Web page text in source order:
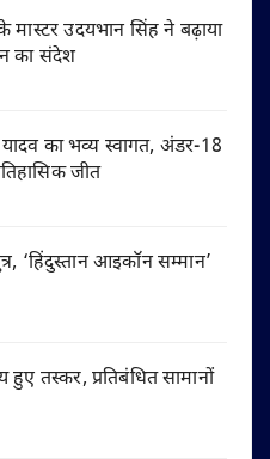
मास्टर उदयभान सिंह ने बढ़ाया
का संदेश
का भव्य स्वागत, अंडर-18
जीत
‘हिंदुस्तान आइकॉन सम्मान’
हुए तस्कर, प्रतिबंधित सामानों